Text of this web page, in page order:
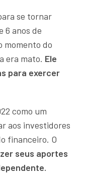
se tornar
6 anos de
momento do
era mato. Ele
para exercer
como um
aos investidores
financeiro. O
seus aportes